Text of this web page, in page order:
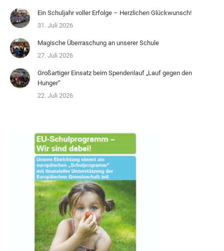
Ein Schuljahr voller Erfolge – Herzlichen Glückwunsch!
31. Juli 2026
Magische Überraschung an unserer Schule
27. Juli 2026
Großartiger Einsatz beim Spendenlauf „Lauf gegen den
Hunger“
22. Juli 2026